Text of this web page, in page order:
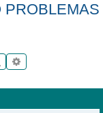
s
PROBLEMAS
Buscar